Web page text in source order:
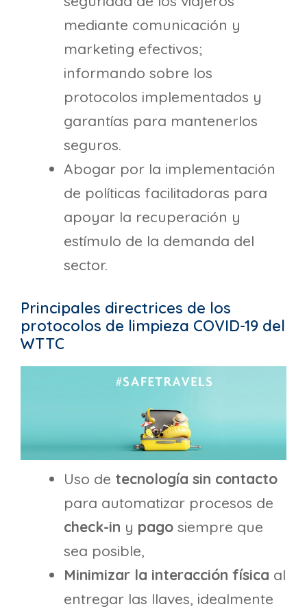
mediante comunicación y
marketing efectivos;
informando sobre los
protocolos implementados y
garantías para mantenerlos
seguros.
Abogar por la implementación
de políticas facilitadoras para
apoyar la recuperación y
estímulo de la demanda del
sector.
Principales directrices de los
protocolos de limpieza COVID-19 del
WTTC
Uso de tecnología sin contacto
para automatizar procesos de
check-in y pago siempre que
sea posible,
Minimizar la interacción física al
entregar las llaves, idealmente